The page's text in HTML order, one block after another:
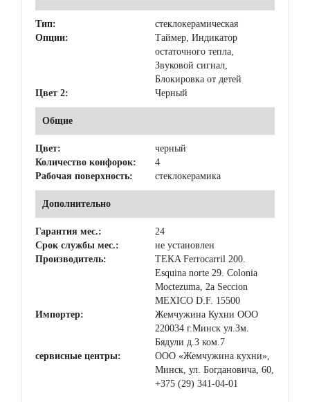
Тип:
стеклокерамическая
Опции:
Таймер, Индикатор
остаточного тепла,
Звуковой сигнал,
Блокировка от детей
Цвет 2:
Черный
Общие
Цвет:
черный
Количество конфорок:
4
Рабочая поверхность:
стеклокерамика
Дополнительно
Гарантия мес.:
24
Срок службы мес.:
не установлен
Производитель:
TEKA Ferrocarril 200.
Esquina norte 29. Colonia
Moctezuma, 2a Seccion
MEXICO D.F. 15500
Импортер:
Жемчужина Кухни ООО
220034 г.Минск ул.Зм.
Бядули д.3 ком.7
сервисные центры:
ООО «Жемчужина кухни»,
Минск, ул. Богдановича, 60,
+375 (29) 341-04-01